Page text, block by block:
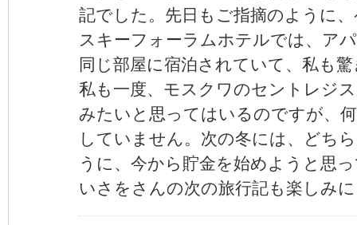
記でした。先日もご指摘のように
スキーフォーラムホテルでは、ア
同じ部屋に宿泊されていて、私も
私も一度、モスクワのセントレジ
みたいと思ってはいるのですが、
していません。次の冬には、どち
うに、今から貯金を始めようと思
いさをさんの次の旅行記も楽しみ